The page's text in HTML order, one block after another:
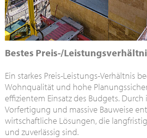
Bestes Preis-/
Ein starkes Preis-Leistungs-Verhältnis
Wohnqualität und hohe
effizientem Einsatz des Budgets.
Vorfertigung und massive Bauweise
wirtschaftliche Lösungen, die
und zuverlässig sind.